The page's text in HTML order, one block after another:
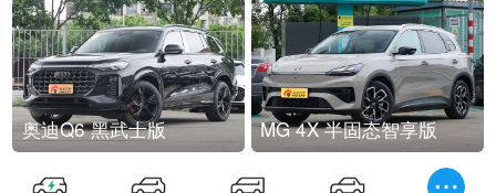
奥迪Q6 黑武士版 MG 4X 半固态智享版